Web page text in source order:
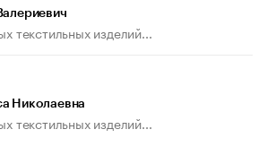
текстильных изделий...
Николаевна
текстильных изделий...